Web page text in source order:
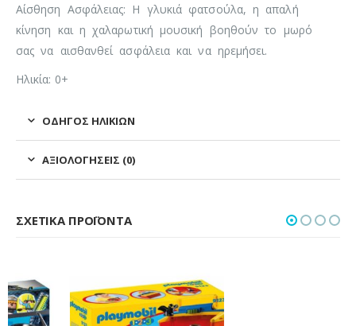
Αίσθηση Ασφάλειας: Η γλυκιά φατσούλα, η απαλή
κίνηση και η χαλαρωτική μουσική βοηθούν το μωρό
σας να αισθανθεί ασφάλεια και να ηρεμήσει.
Ηλικία: 0+
ΟΔΗΓΌΣ ΗΛΙΚΙΏΝ
ΑΞΙΟΛΟΓΉΣΕΙΣ (0)
ΣΧΕΤΙΚΆ ΠΡΟΪΌΝΤΑ